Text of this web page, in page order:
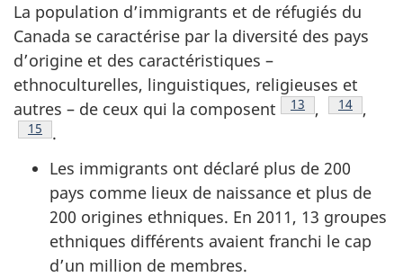
La population d’immigrants et de réfugiés du
Canada se caractérise par la diversité des pays
d’origine et des caractéristiques –
ethnoculturelles, linguistiques, religieuses et
autres – de ceux qui la composent
Note de bas de
13 , Note de
14 ,
Note de bas de page
15
.
Les immigrants ont déclaré plus de 200
pays comme lieux de naissance et plus de
200 origines ethniques. En 2011, 13 groupes
ethniques différents avaient franchi le cap
d’un million de membres.